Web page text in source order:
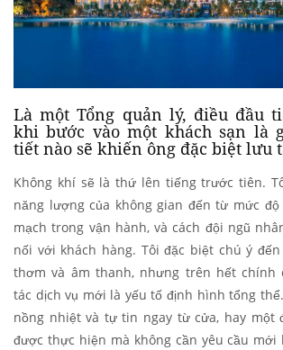
Là một Tổng quản lý, điều đầu
khi bước vào một khách sạn là
tiết nào sẽ khiến ông đặc biệt lưu
Không khí sẽ là thứ lên tiếng trước tiên.
năng lượng của không gian đến từ mức
mạch trong vận hành, và cách đội ngũ
nối với khách hàng. Tôi đặc biệt chú ý
thơm và âm thanh, nhưng trên hết chính
tác dịch vụ mới là yếu tố định hình tổng
nồng nhiệt và tự tin ngay từ cửa, hay một
được thực hiện mà không cần yêu cầu